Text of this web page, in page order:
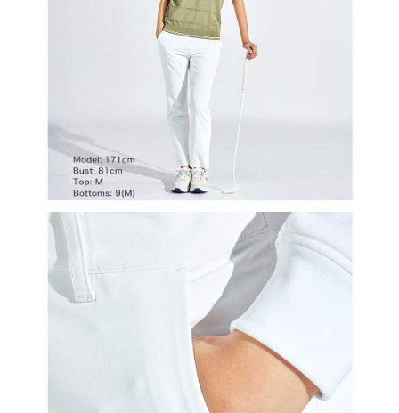
納金が加算されます。未成年の利用者は、事前に法定代理人または後見人
の同意を得ればAFTEEをご利用いただけます。
個人情報の処理、利用について疑問がある、または関連する法律の権利を
行使したい場合は、ネットプロテクションズ
にご連絡ください。上記に示した個人情報を、必要な購入注文書とあわせ
てAFTEEにご提供いただく、またはAFTEEにあなたの個人情報の収集、処
理、利用を許可することににご同意いただけない場合は、当サービスを選